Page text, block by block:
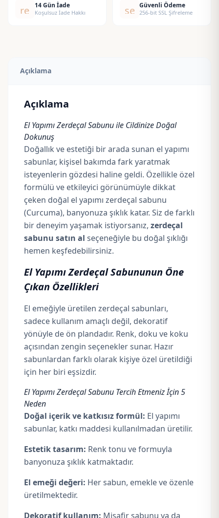
replay14 Gün İade
Koşulsuz İade Hakkı security
Güvenli Ödeme
256-bit SSL Şifreleme
Açıklama
Açıklama
El Yapımı Zerdeçal Sabunu ile Cildinize Doğal
Dokunuş
Doğallık ve estetiği bir arada sunan el yapımı
sabunlar, kişisel bakımda fark yaratmak
isteyenlerin gözdesi haline geldi. Özellikle özel
formülü ve etkileyici görünümüyle dikkat
çeken doğal el yapımı zerdeçal sabunu
(Curcuma), banyonuza şıklık katar. Siz de farklı
bir deneyim yaşamak istiyorsanız, zerdeçal
sabunu satın al seçeneğiyle bu doğal şıklığı
hemen keşfedebilirsiniz.
El Yapımı Zerdeçal Sabununun Öne
Çıkan Özellikleri
El emeğiyle üretilen zerdeçal sabunları,
sadece kullanım amaçlı değil, dekoratif
yönüyle de ön plandadır. Renk, doku ve koku
açısından zengin seçenekler sunar. Hazır
sabunlardan farklı olarak kişiye özel üretildiği
için her biri eşsizdir.
El Yapımı Zerdeçal Sabunu Tercih Etmeniz İçin 5
Neden
Doğal içerik ve katkısız formül: El yapımı
sabunlar, katkı maddesi kullanılmadan üretilir.
Estetik tasarım: Renk tonu ve formuyla
banyonuza şıklık katmaktadır.
El emeği değeri: Her sabun, emekle ve özenle
üretilmektedir.
Dekoratif kullanım: Misafir sabunu ya da